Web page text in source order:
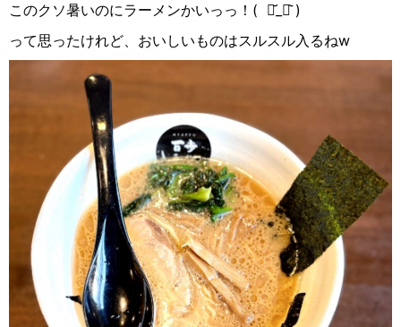
このクソ暑いのにラーメンかいっっ！( ･᷄_ ･᷅)
って思ったけれど、おいしいものはスルスル入るねw